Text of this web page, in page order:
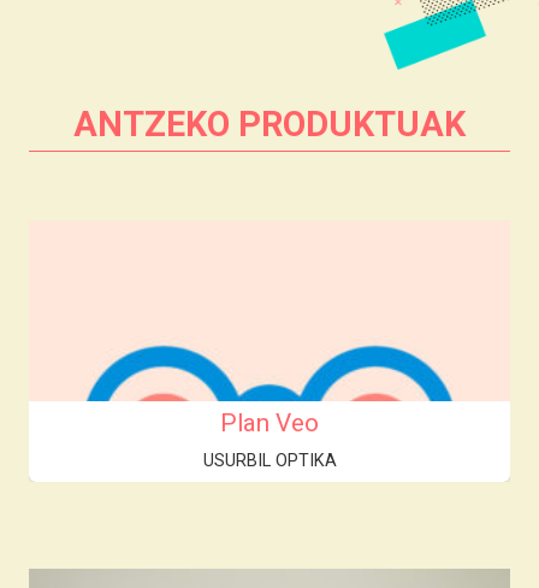
ANTZEKO PRODUKTUAK
Plan Veo
USURBIL OPTIKA